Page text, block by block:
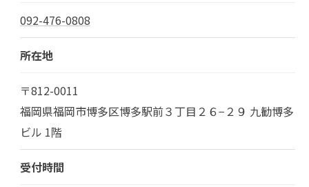
092-476-0808
所在地
〒812-0011
福岡県福岡市博多区博多駅前３丁目２６−２９ 九勧博多
ビル 1階
受付時間